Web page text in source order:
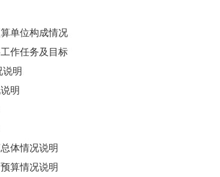
单位构成情况
作任务及目标
说明
明
体情况说明
算情况说明